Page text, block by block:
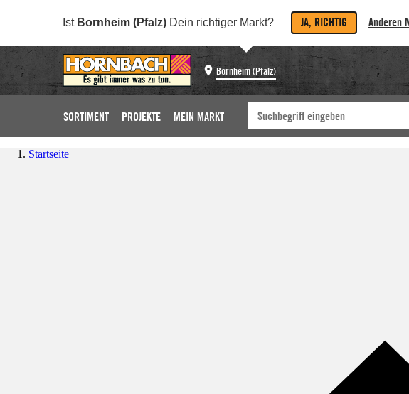
Ist Bornheim (Pfalz) Dein richtiger Markt? JA, RICHTIG Anderen
Bornheim (Pfalz)
SORTIMENT PROJEKTE MEIN MARKT
Startseite